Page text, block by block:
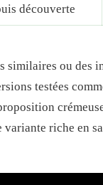
découverte
similaires ou des
testées
variante riche en